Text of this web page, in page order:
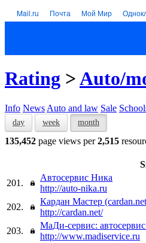
Mail.ru Почта Мой Мир
Rating >Auto/
Info News Auto and law Sale
day week month
135,452 page views per2,515
201.
Автосервис Ника
http://auto-nika.ru
202.
Кардан Мастер
http://cardan.net/
203.
МаДи-сервис:
http://www.madiservice.ru